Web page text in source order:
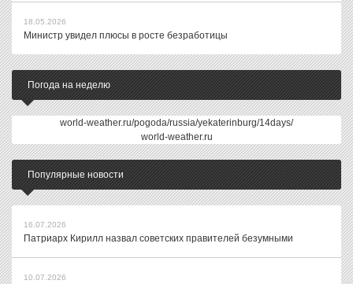
18.05.2026
Министр увидел плюсы в росте безработицы
Погода на неделю
world-weather.ru/pogoda/russia/yekaterinburg/14days/
world-weather.ru
Популярные новости
16.07.2026
Патриарх Кирилл назвал советских правителей безумными
10.07.2026